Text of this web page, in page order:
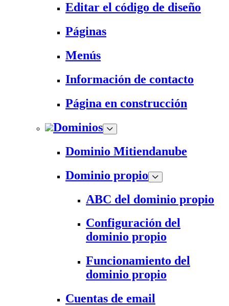
Editar el código de diseño
Páginas
Menús
Información de contacto
Página en construcción
Dominios
Dominio Mitiendanube
Dominio propio
ABC del dominio propio
Configuración del
dominio propio
Funcionamiento del
dominio propio
Cuentas de email